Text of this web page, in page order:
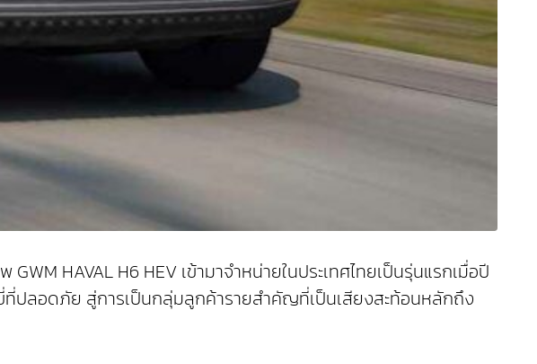
HAVAL H6 HEV เข้ามาจำหน่ายในประเทศไทยเป็นรุ่นแรกเมื่อปี
ขี่ที่ปลอดภัย สู่การเป็นกลุ่มลูกค้ารายสำคัญที่เป็นเสียงสะท้อนหลักถึง